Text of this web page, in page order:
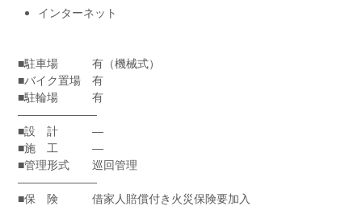
インターネット
■駐車場 有（機械式）
■バイク置場 有
■駐輪場 有
―――――――
■設 計 ―
■施 工 ―
■管理形式 巡回管理
―――――――
■保 険 借家人賠償付き火災保険要加入